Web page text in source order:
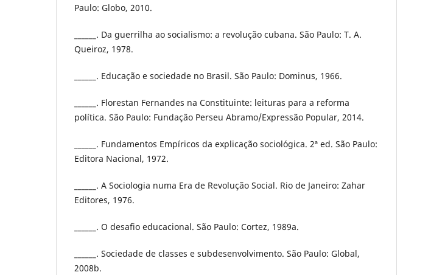
Paulo: Globo, 2010.
______. Da guerrilha ao socialismo: a revolução cubana. São Paulo: T. A.
Queiroz, 1978.
______. Educação e sociedade no Brasil. São Paulo: Dominus, 1966.
______. Florestan Fernandes na Constituinte: leituras para a reforma
política. São Paulo: Fundação Perseu Abramo/Expressão Popular, 2014.
______. Fundamentos Empíricos da explicação sociológica. 2ª ed. São Paulo:
Editora Nacional, 1972.
______. A Sociologia numa Era de Revolução Social. Rio de Janeiro: Zahar
Editores, 1976.
______. O desafio educacional. São Paulo: Cortez, 1989a.
______. Sociedade de classes e subdesenvolvimento. São Paulo: Global,
2008b.